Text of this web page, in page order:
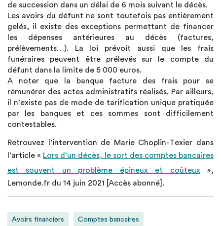
de succession dans un délai de 6 mois suivant le décès.
Les avoirs du défunt ne sont toutefois pas entièrement
gelés, il existe des exceptions permettant de financer
les dépenses antérieures au décès (factures,
prélèvements…). La loi prévoit aussi que les frais
funéraires peuvent être prélevés sur le compte du
défunt dans la limite de 5 000 euros.
A noter que la banque facture des frais pour se
rémunérer des actes administratifs réalisés. Par ailleurs,
il n’existe pas de mode de tarification unique pratiquée
par les banques et ces sommes sont difficilement
contestables.
Retrouvez l’intervention de Marie Choplin-Texier dans
l’article « Lors d’un décès, le sort des comptes bancaires
est souvent un problème épineux et coûteux»,
Lemonde.fr du 14 juin 2021 [Accès abonné].
Avoirs financiers Comptes bancaires